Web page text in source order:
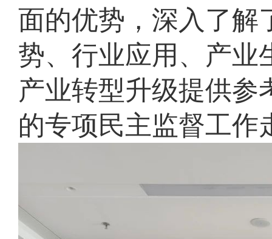
面的优势，深入了解
势、行业应用、产业
产业转型升级提供参
的专项民主监督工作